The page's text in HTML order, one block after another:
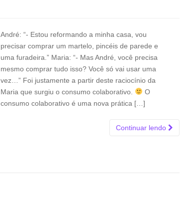
André: “- Estou reformando a minha casa, vou
precisar comprar um martelo, pincéis de parede e
uma furadeira.” Maria: “- Mas André, você precisa
mesmo comprar tudo isso? Você só vai usar uma
vez…” Foi justamente a partir deste raciocínio da
Maria que surgiu o consumo colaborativo.
O
consumo colaborativo é uma nova prática […]
Continuar lendo